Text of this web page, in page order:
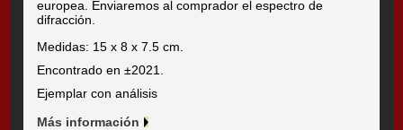
europea. Enviaremos al comprador el espectro de
difracción.
Medidas: 15 x 8 x 7.5 cm.
Encontrado en ±2021.
Ejemplar con análisis
Más información